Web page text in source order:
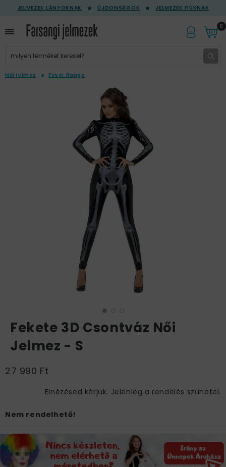
JELMEZEK LÁNYOKNAK ÚJDONSÁGOK JELMEZEK FIÚKNAK
0
Női jelmez Fever Range
Fekete 3D Csontváz Női
Jelmez - S
27 990 Ft
Elnézésed kérjük. Jelenleg a rendelés szünetel.
Nem rendelhető!